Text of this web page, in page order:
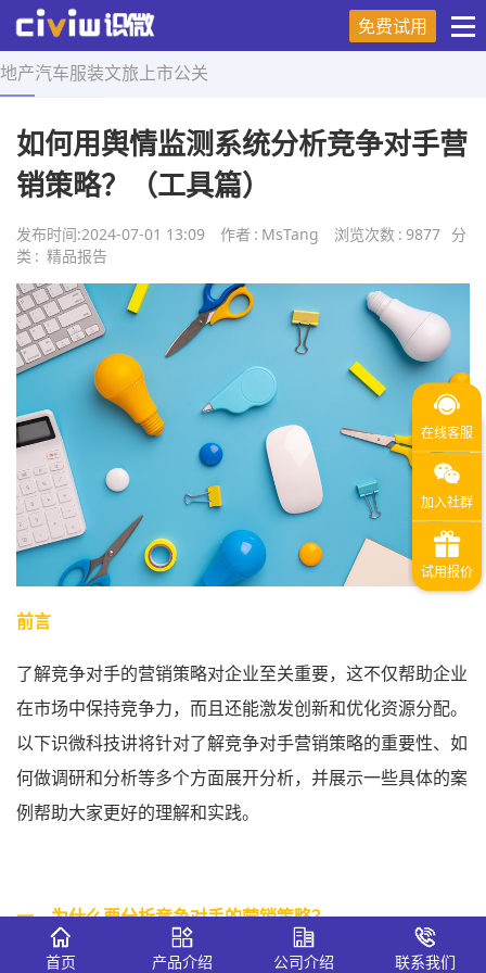
免费试用
地产汽车服装文旅 上市公关
首页 > 精品报告 > 正文
如何用舆情监测系统分析竞争对手营
销策略？（工具篇）
发布时间:2024-07-01 13:09 作者 : MsTang 浏览次数 : 9877 分
类 : 精品报告
前言
了解竞争对手的营销策略对企业至关重要，这不仅帮助企业
在市场中保持竞争力，而且还能激发创新和优化资源分配。
以下识微科技讲将针对了解竞争对手营销策略的重要性、如
何做调研和分析等多个方面展开分析，并展示一些具体的案
例帮助大家更好的理解和实践。
一、为什么要分析竞争对手的营销策略？
首页 产品介绍 公司介绍 联系我们